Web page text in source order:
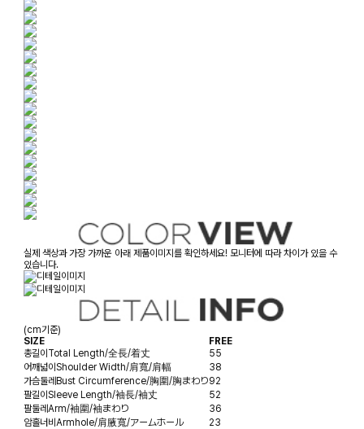
실제 색상과 가장 가까운 아래 제품이미지를 확인하세요! 모니터에 따라 차이가 있을 수
있습니다.
(cm기준)
SIZE
FREE
총길이Total Length/全長/着丈
55
어깨넓이Shoulder Width/肩寬/肩幅
38
가슴둘레Bust Circumference/胸圍/胸まわり92
팔길이Sleeve Length/袖長/袖丈
52
팔둘레Arm/袖圍/袖まわり
36
암홀너비Armhole/肩腋寬/アームホール
23